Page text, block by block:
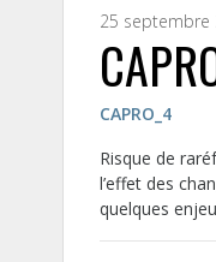
25 septembre
CAPRO_4
Risque de
l’effet des
quelques